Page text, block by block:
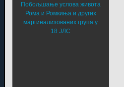
Побољшање услова живота
Рома и Ромкиња и других
маргинализованих група у
18 ЈЛС